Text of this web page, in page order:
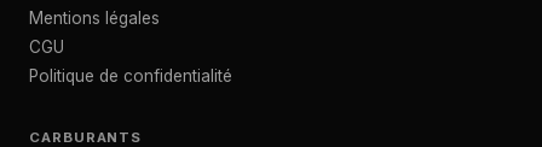
Mentions légales
CGU
Politique de confidentialité
CARBURANTS